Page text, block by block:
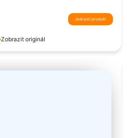
Zobrazit originál
zobrazit produkt